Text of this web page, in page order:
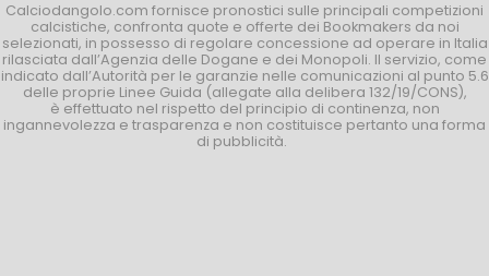
Calciodangolo.com fornisce pronostici sulle principali competizioni
calcistiche, confronta quote e offerte dei Bookmakers da noi
selezionati, in possesso di regolare concessione ad operare in Italia
rilasciata dall’Agenzia delle Dogane e dei Monopoli. Il servizio, come
indicato dall’Autorità per le garanzie nelle comunicazioni al punto 5.6
delle proprie Linee Guida (allegate alla delibera 132/19/CONS),
è effettuato nel rispetto del principio di continenza, non
ingannevolezza e trasparenza e non costituisce pertanto una forma
di pubblicità.